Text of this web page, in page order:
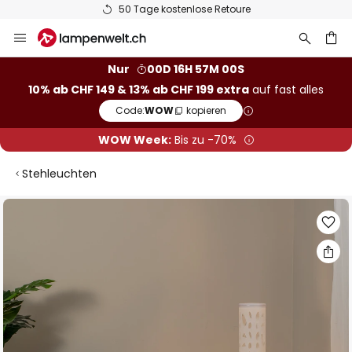
50 Tage kostenlose Retoure
Inhalt
Nur
00D 16H 56M 59S
10% ab CHF 149 & 13% ab CHF 199 extra auf fast alles
Code:WOW kopieren
WOW Week:Bis zu -70%
Stehleuchten
Zum
springen